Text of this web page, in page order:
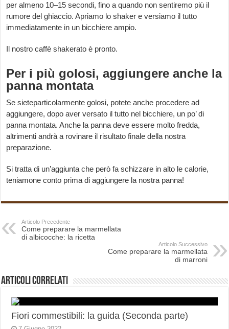
per almeno 10–15 secondi, fino a quando non sentiremo più il
rumore del ghiaccio. Apriamo lo shaker e versiamo il tutto
immediatamente in un bicchiere ampio.
Il nostro caffè shakerato è pronto.
Per i più golosi, aggiungere anche la
panna montata
Se sieteparticolarmente golosi, potete anche procedere ad
aggiungere, dopo aver versato il tutto nel bicchiere, un po’ di
panna montata. Anche la panna deve essere molto fredda,
altrimenti andrà a rovinare il risultato finale della nostra
preparazione.
Si tratta di un’aggiunta che però fa schizzare in alto le calorie,
teniamone conto prima di aggiungere la nostra panna!
Articolo Precedente
Come preparare la marmellata
di albicocche: la ricetta
Articolo Successivo
Come preparare la marmellata
di marroni
Articoli correlati
Fiori commestibili: la guida (Seconda parte)